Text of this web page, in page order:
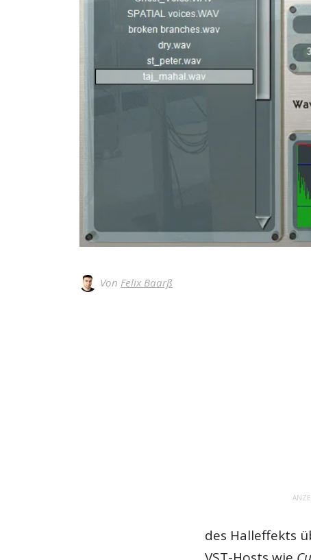
Von Felix Baarß
des Halleffekts